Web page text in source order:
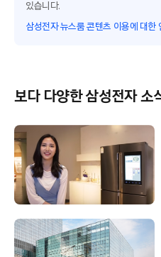
있습니다.
삼성전자 뉴스룸 콘텐츠 이용에 대한
보다 다양한 삼성전자 소